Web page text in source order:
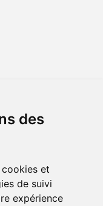
des
et
de suivi
expérience